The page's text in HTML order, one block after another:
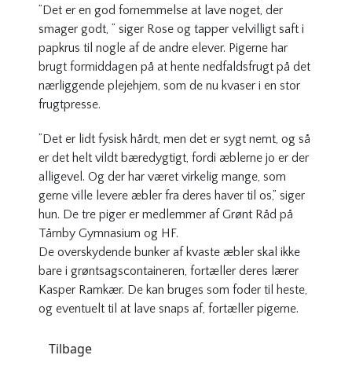
”Det er en god fornemmelse at lave noget, der
smager godt, ” siger Rose og tapper velvilligt saft i
papkrus til nogle af de andre elever. Pigerne har
brugt formiddagen på at hente nedfaldsfrugt på det
nærliggende plejehjem, som de nu kvaser i en stor
frugtpresse.
”Det er lidt fysisk hårdt, men det er sygt nemt, og så
er det helt vildt bæredygtigt, fordi æblerne jo er der
alligevel. Og der har været virkelig mange, som
gerne ville levere æbler fra deres haver til os,” siger
hun. De tre piger er medlemmer af Grønt Råd på
Tårnby Gymnasium og HF.
De overskydende bunker af kvaste æbler skal ikke
bare i grøntsagscontaineren, fortæller deres lærer
Kasper Ramkær. De kan bruges som foder til heste,
og eventuelt til at lave snaps af, fortæller pigerne.
Tilbage